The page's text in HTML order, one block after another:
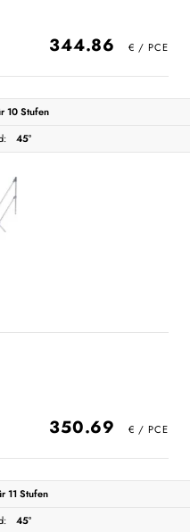
344.86
10 Stufen
45°
350.69
11 Stufen
45°